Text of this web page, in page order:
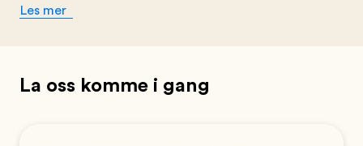
Les mer
La oss komme i gang